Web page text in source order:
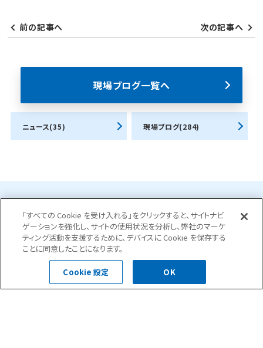
前の記事へ 次の記事へ
現場ブログ一覧へ
ニュース(35) 現場ブログ(284)
お問合せ・ご相談はこちら
0120-400-252
受付時間 平日 8:30～18:00
「すべての Cookie を受け入れる」をクリックすると、サイトナビ
ゲーションを強化し、サイトの使用状況を分析し、弊社のマーケ
ティング活動を支援するために、デバイスに Cookie を保存する
ことに同意したことになります。
Cookie 設定 OK